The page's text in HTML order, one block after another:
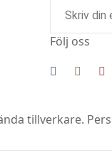
Följ oss
tillverkare.